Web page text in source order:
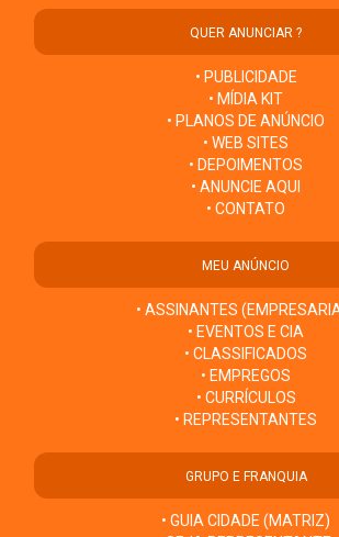
QUER ANUNCIAR ?
• PUBLICIDADE
• MÍDIA KIT
• PLANOS DE ANÚNCIO
• WEB SITES
• DEPOIMENTOS
• ANUNCIE AQUI
• CONTATO
MEU ANÚNCIO
• ASSINANTES
• EVENTOS E CIA
• CLASSIFICADOS
• EMPREGOS
• CURRÍCULOS
• REPRESENTANTES
GRUPO E FRANQUIA
• GUIA CIDADE (MATRIZ)